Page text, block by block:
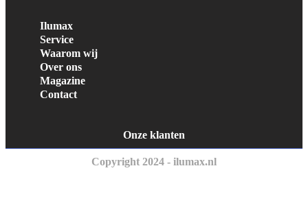
Ilumax
Service
Waarom wij
Over ons
Magazine
Contact
Onze klanten
Copyright 2024 - ilumax.nl